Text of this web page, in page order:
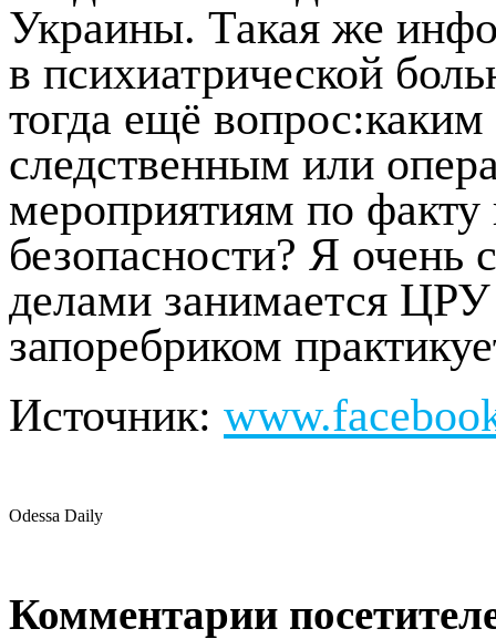
Украины. Такая же
в психиатрической
тогда ещё
следственным или
мероприятиям по
безопасности? Я
делами занимается
запоребриком
Источник:
Odessa Daily
Комментарии